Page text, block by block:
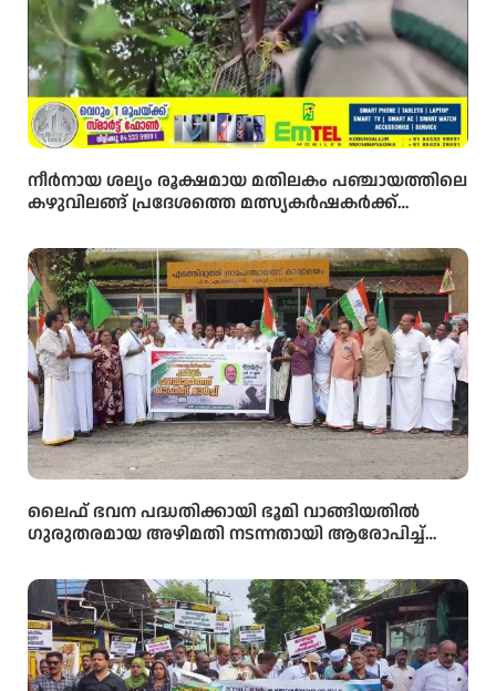
നീർനായ ശല്യം രൂക്ഷമായ മതിലകം പഞ്ചായത്തിലെ
കഴുവിലങ്ങ് പ്രദേശത്തെ മത്സ്യകർഷകർക്ക്
സ്ഥാപിച്ചു.
ലൈഫ് ഭവന പദ്ധതിക്കായി ഭൂമി വാങ്ങിയതിൽ
ഗുരുതരമായ അഴിമതി നടന്നതായി ആരോപിച്ച്
പഞ്ചായത്ത് ഓഫീസിലേക്ക് പ്രതിഷേധ മാർച്ച്
നടത്തി